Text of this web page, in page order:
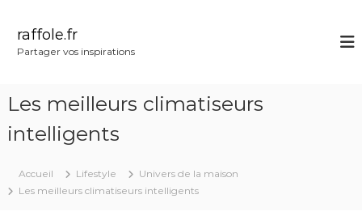
raffole.fr
Partager vos inspirations
Les meilleurs climatiseurs
intelligents
Accueil Lifestyle
Univers de la maison
Les meilleurs climatiseurs intelligents